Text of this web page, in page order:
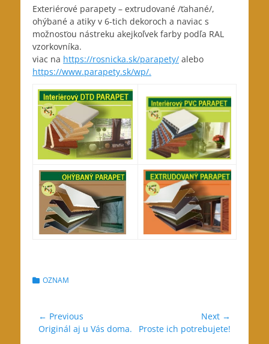
Exteriérové parapety – extrudované /ťahané/,
ohýbané a atiky v 6-tich dekoroch a naviac s
možnosťou nástreku akejkoľvek farby podľa RAL
vzorkovníka.
viac na https://rosnicka.sk/parapety/ alebo
https://www.parapety.sk/wp/.
Categories
OZNAM
Navigácia
v
← Previous
Previous
Originál aj u Vás doma.
Next →
Next
Proste ich potrebujete!